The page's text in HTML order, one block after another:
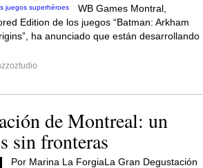
WB Games Montral,
Edition de los juegos “Batman: Arkham
ha anunciado que están desarrollando
de Montreal: un
sin fronteras
Por Marina La ForgiaLa Gran Degustación